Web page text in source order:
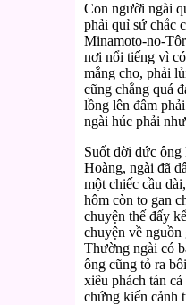
Con người ngài
phải quỉ sứ chắc
Minamoto-no-
nơi nổi tiếng vì
mắng cho, phải
cũng chẳng quá
lồng lên đâm
ngài húc phải
Suốt đời đức ông
Hoàng, ngài đã
một chiếc cầu
hôm còn to gan
chuyện thế đấy
chuyện về nguồn
Thường ngài có
ông cũng tỏ ra
xiêu phách tán
chứng kiến cảnh